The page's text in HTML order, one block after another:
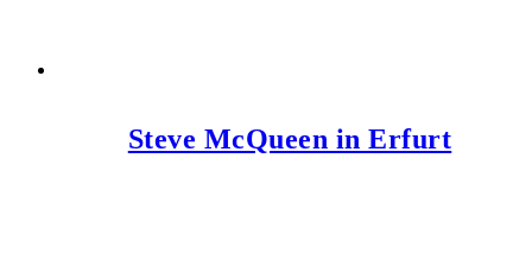
Steve McQueen in Erfurt